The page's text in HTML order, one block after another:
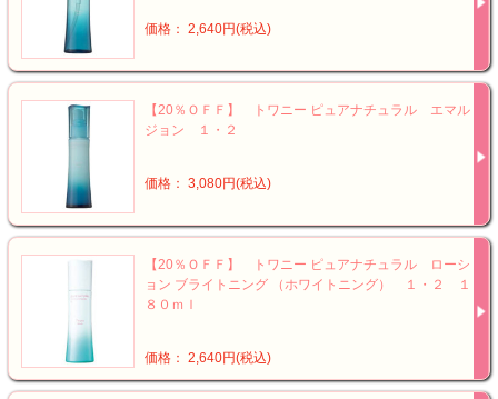
価格： 2,640円(税込)
【20％ＯＦＦ】 トワニー ピュアナチュラル エマル
ジョン １・２
価格： 3,080円(税込)
【20％ＯＦＦ】 トワニー ピュアナチュラル ローシ
ョン ブライトニング （ホワイトニング） １・２ １
８０ｍｌ
価格： 2,640円(税込)